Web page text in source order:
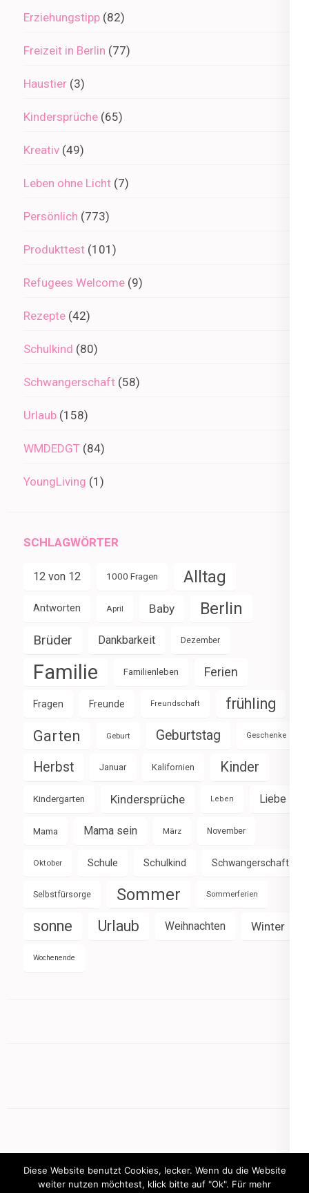
Erziehungstipp (82)
Freizeit in Berlin (77)
Haustier (3)
Kindersprüche (65)
Kreativ (49)
Leben ohne Licht (7)
Persönlich (773)
Produkttest (101)
Refugees Welcome (9)
Rezepte (42)
Schulkind (80)
Schwangerschaft (58)
Urlaub (158)
WMDEDGT (84)
YoungLiving (1)
SCHLAGWÖRTER
12 von 12 1000 Fragen Alltag
Antworten April Baby Berlin
Brüder Dankbarkeit Dezember
Familie Familienleben Ferien
Fragen Freunde Freundschaft frühling
Garten Geburt Geburtstag Geschenke
Herbst Januar Kalifornien Kinder
Kindergarten Kindersprüche Leben Liebe
Mama Mama sein März November
Oktober Schule Schulkind Schwangerschaft
Selbstfürsorge Sommer Sommerferien
sonne Urlaub Weihnachten Winter
Wochenende
Diese Website benutzt Cookies, lecker. Wenn du die Website
weiter nutzen möchtest, klick bitte auf "Ok". Für mehr